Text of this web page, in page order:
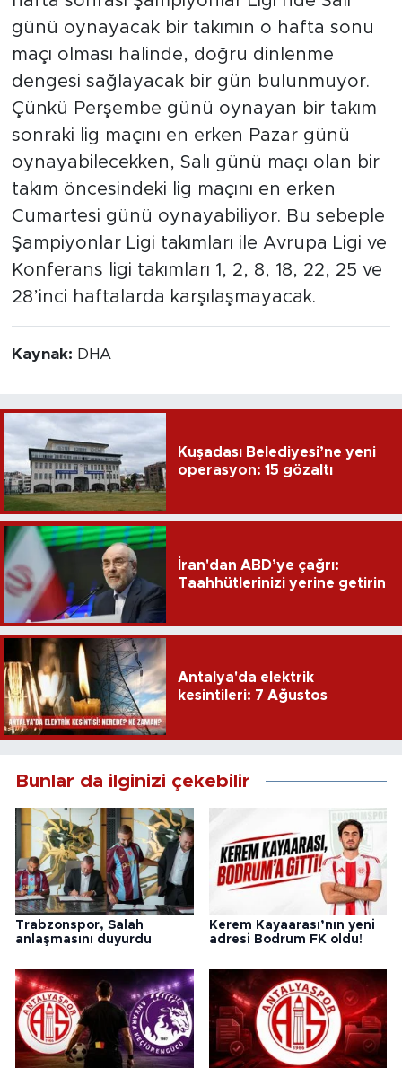
günü oynayacak bir takımın o hafta sonu
maçı olması halinde, doğru dinlenme
dengesi sağlayacak bir gün bulunmuyor.
Çünkü Perşembe günü oynayan bir takım
sonraki lig maçını en erken Pazar günü
oynayabilecekken, Salı günü maçı olan bir
takım öncesindeki lig maçını en erken
Cumartesi günü oynayabiliyor. Bu sebeple
Şampiyonlar Ligi takımları ile Avrupa Ligi ve
Konferans ligi takımları 1, 2, 8, 18, 22, 25 ve
28’inci haftalarda karşılaşmayacak.
Kaynak: DHA
Kuşadası Belediyesi’ne yeni
operasyon: 15 gözaltı
İran'dan ABD’ye çağrı:
Taahhütlerinizi yerine getirin
Antalya'da elektrik
kesintileri: 7 Ağustos
Bunlar da ilginizi çekebilir
Trabzonspor, Salah
anlaşmasını duyurdu
Kerem Kayaarası’nın yeni
adresi Bodrum FK oldu!